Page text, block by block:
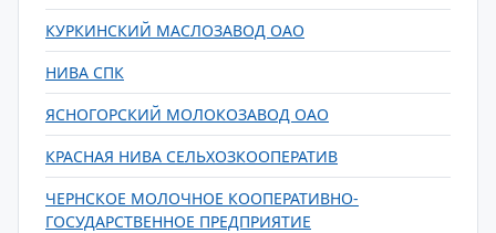
КУРКИНСКИЙ МАСЛОЗАВОД ОАО
НИВА СПК
ЯСНОГОРСКИЙ МОЛОКОЗАВОД ОАО
КРАСНАЯ НИВА СЕЛЬХОЗКООПЕРАТИВ
ЧЕРНСКОЕ МОЛОЧНОЕ КООПЕРАТИВНО-
ГОСУДАРСТВЕННОЕ ПРЕДПРИЯТИЕ